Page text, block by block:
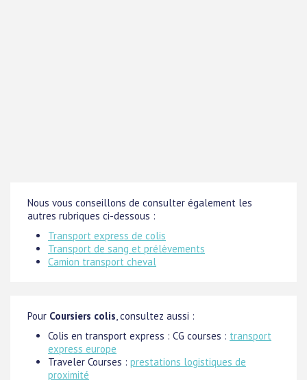
Nous vous conseillons de consulter également les
autres rubriques ci-dessous :
Transport express de colis
Transport de sang et prélèvements
Camion transport cheval
Pour Coursiers colis , consultez aussi :
Colis en transport express : CG courses : transport
express europe
Traveler Courses : prestations logistiques de
proximité